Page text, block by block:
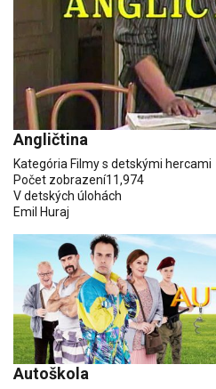
Angličtina
Kategória Filmy s detskými hercami
Počet zobrazení11,974
V detských úlohách
Emil Huraj
Autoškola